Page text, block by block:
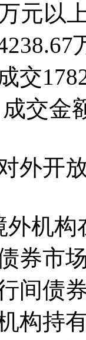
元以
交
交金
外开
外机
券市
间债
构持